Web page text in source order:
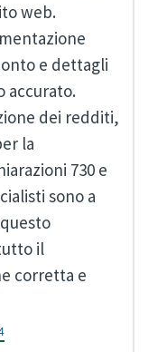
web.
e dettagli
accurato.
dei redditi,
la
730 e
sono a
il
corretta e